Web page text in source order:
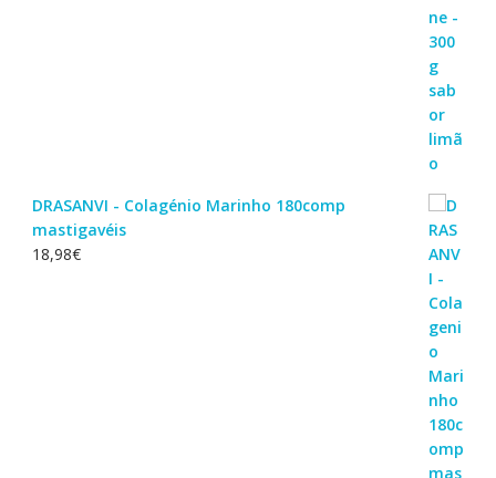
DRASANVI - Colagénio Marinho 180comp
mastigavéis
18,98€